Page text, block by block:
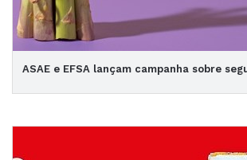
ASAE e EFSA lançam campanha sobre